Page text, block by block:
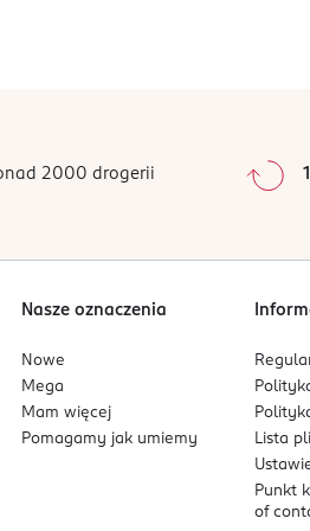
0%
Sortowanie wgdata:
2000 drogerii
Nasze oznaczenia
Nowe
Mega
Mam więcej
Pomagamy jak umiemy
Lista
Punkt
of